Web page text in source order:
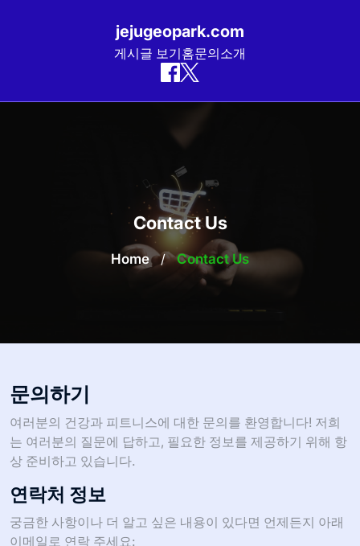
jejugeopark.com
게시글 보기홈문의소개
Contact Us
Home / Contact Us
문의하기
여러분의 건강과 피트니스에 대한 문의를 환영합니다! 저희
는 여러분의 질문에 답하고, 필요한 정보를 제공하기 위해 항
상 준비하고 있습니다.
연락처 정보
궁금한 사항이나 더 알고 싶은 내용이 있다면 언제든지 아래
이메일로 연락 주세요: